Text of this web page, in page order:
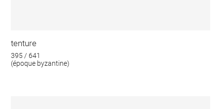
tenture
395 / 641
(époque byzantine)